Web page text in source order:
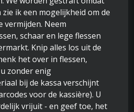
zie ik een mogelijkheid om de
vermijden. Neem
schaar en lege flessen
Knip alles los uit de
het over in flessen,
zonder enig
bij de kassa verschijnt
voor de kassière). U
vrijuit - en geef toe, het